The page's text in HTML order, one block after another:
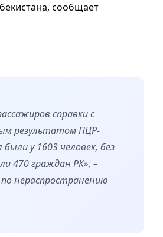
сообщает
справки с
результатом ПЦР-
у 1603 человек, без
470 граждан РК», –
нераспространению